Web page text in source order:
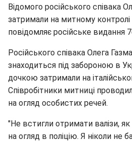
Відомого російського співака
затримали на митному контролі
повідомляє російське видання
Російського співака Олега
знаходиться під забороною в
дочкою затримали на
Співробітники митниці
на огляд особистих речей.
"Не встигли отримати валізи,
на огляд в поліцію. Я ніколи не